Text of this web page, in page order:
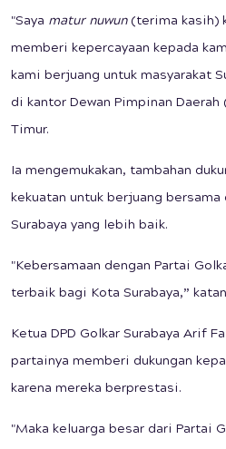
"Saya matur nuwun(terima kasih)
memberi kepercayaan kepada
kami berjuang untuk masyarakat
di kantor Dewan Pimpinan Daerah
Timur.
Ia mengemukakan, tambahan
kekuatan untuk berjuang
Surabaya yang lebih baik.
"Kebersamaan dengan Partai
terbaik bagi Kota Surabaya,”
Ketua DPD Golkar Surabaya Arif
partainya memberi dukungan
karena mereka berprestasi.
"Maka keluarga besar dari Partai